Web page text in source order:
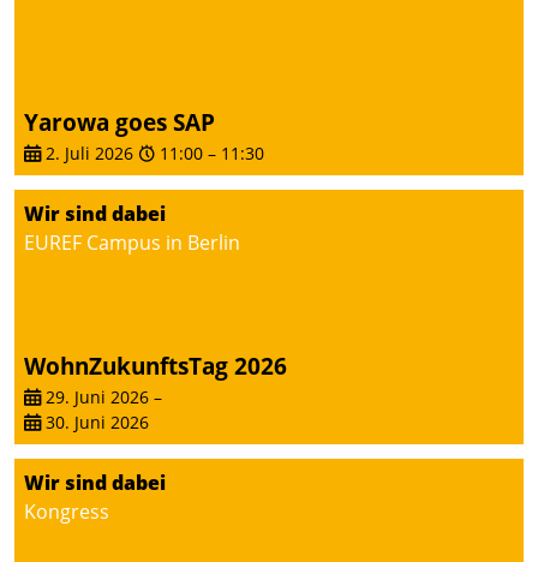
Yarowa goes SAP
2. Juli 2026 11:00 – 11:30
Wir sind dabei
EUREF Campus in Berlin
WohnZukunftsTag 2026
29. Juni 2026 –
30. Juni 2026
Wir sind dabei
Kongress